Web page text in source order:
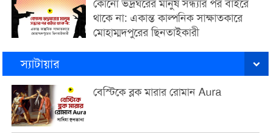
কোনো ভদ্রঘরের মানুষ সন্ধ্যার পর বাইরে
থাকে না: একান্ত কাল্পনিক সাক্ষাতকারে
মোহাম্মদপুরের ছিনতাইকারী
স্যাটায়ার
বেস্টিকে ব্লক মারার রোমান Aura